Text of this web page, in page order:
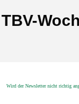
TBV-
Wird der Newsletter nicht richtig